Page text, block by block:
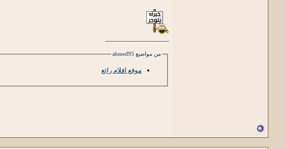
من مواضيع ahmed95
موقع افلام رائع